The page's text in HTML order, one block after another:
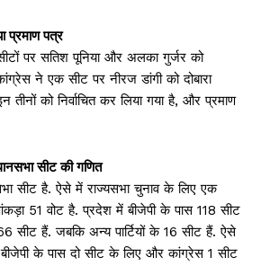
प्रमाण पत्र
पर सतिश पूनिया और अलका गुर्जर को
ने एक सीट पर नीरज डांगी को दोबारा
तीनों को निर्वाचित कर लिया गया है, और प्रमाण
सीट की गणित
सीट है. ऐसे में राज्यसभा चुनाव के लिए एक
51 वोट है. प्रदेश में बीजेपी के पास 118 सीट
सीट हैं. जबकि अन्य पार्टियों के 16 सीट हैं. ऐसे
के पास दो सीट के लिए और कांग्रेस 1 सीट